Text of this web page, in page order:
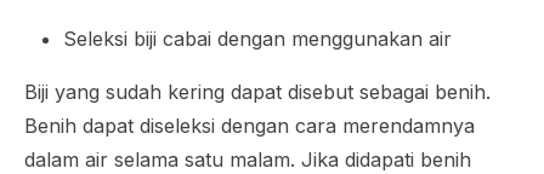
Seleksi biji cabai dengan menggunakan air
Biji yang sudah kering dapat disebut sebagai benih.
Benih dapat diseleksi dengan cara merendamnya
dalam air selama satu malam. Jika didapati benih